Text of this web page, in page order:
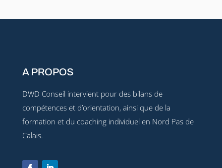
A PROPOS
DWD Conseil intervient pour des bilans de
compétences et d’orientation, ainsi que de la
formation et du coaching individuel en Nord Pas de
Calais.